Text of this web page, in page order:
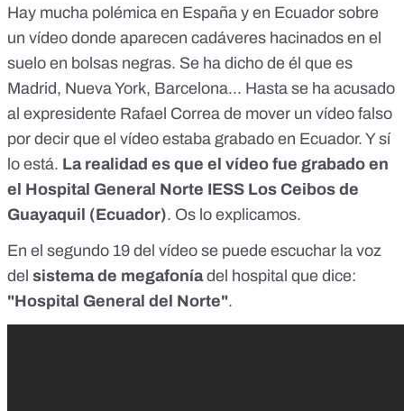
Hay mucha polémica en España y en Ecuador sobre
un vídeo donde aparecen cadáveres hacinados en el
suelo en bolsas negras. Se ha dicho de él que es
Madrid, Nueva York, Barcelona... Hasta se ha acusado
al expresidente Rafael Correa de mover un vídeo falso
por decir que el vídeo estaba grabado en Ecuador. Y sí
lo está. La realidad es que el vídeo fue grabado en
el Hospital General Norte IESS Los Ceibos de
Guayaquil (Ecuador). Os lo explicamos.
En el segundo 19 del vídeo se puede escuchar la voz
del sistema de megafoníadel hospital que dice:
"Hospital General del Norte".